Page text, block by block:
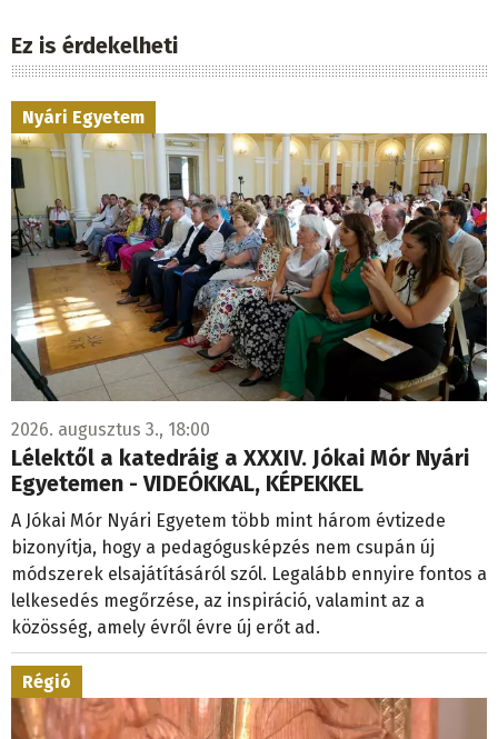
Ez is érdekelheti
Nyári Egyetem
2026. augusztus 3., 18:00
Lélektől a katedráig a XXXIV. Jókai Mór Nyári
Egyetemen - VIDEÓKKAL, KÉPEKKEL
A Jókai Mór Nyári Egyetem több mint három évtizede
bizonyítja, hogy a pedagógusképzés nem csupán új
módszerek elsajátításáról szól. Legalább ennyire fontos a
lelkesedés megőrzése, az inspiráció, valamint az a
közösség, amely évről évre új erőt ad.
Régió